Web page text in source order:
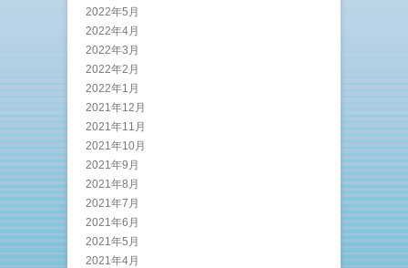
2022年5月
2022年4月
2022年3月
2022年2月
2022年1月
2021年12月
2021年11月
2021年10月
2021年9月
2021年8月
2021年7月
2021年6月
2021年5月
2021年4月